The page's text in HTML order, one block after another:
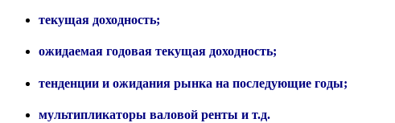
текущая доходность;
ожидаемая годовая текущая доходность;
тенденции и ожидания рынка на последующие годы;
мультипликаторы валовой ренты и т.д.